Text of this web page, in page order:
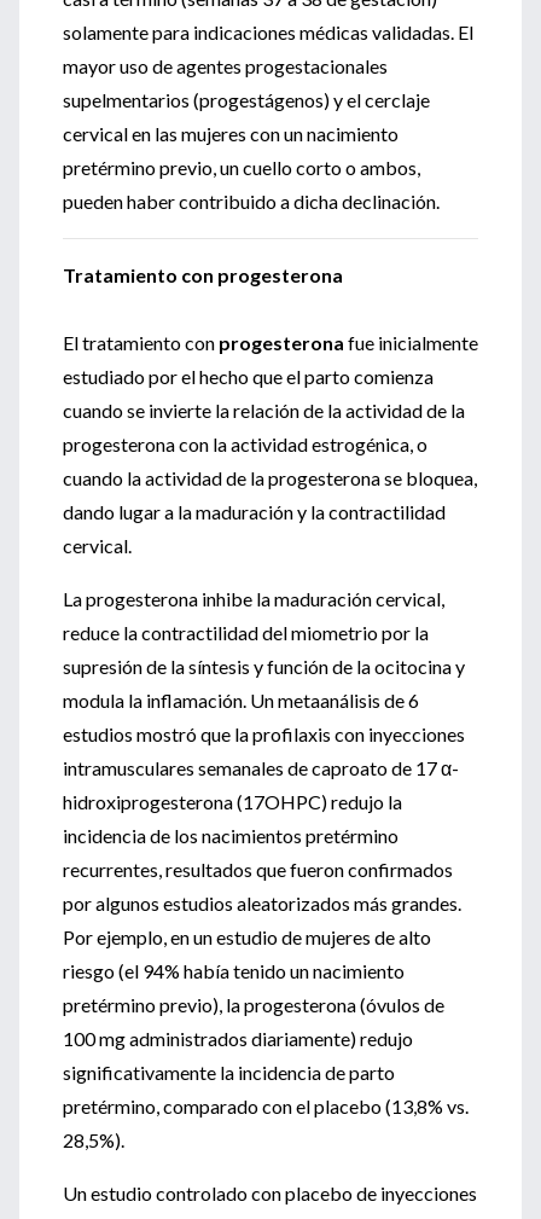
solamente para indicaciones médicas validadas. El
mayor uso de agentes progestacionales
supelmentarios (progestágenos) y el cerclaje
cervical en las mujeres con un nacimiento
pretérmino previo, un cuello corto o ambos,
pueden haber contribuido a dicha declinación.
Tratamiento con progesterona
El tratamiento con progesterona fue inicialmente
estudiado por el hecho que el parto comienza
cuando se invierte la relación de la actividad de la
progesterona con la actividad estrogénica, o
cuando la actividad de la progesterona se bloquea,
dando lugar a la maduración y la contractilidad
cervical.
La progesterona inhibe la maduración cervical,
reduce la contractilidad del miometrio por la
supresión de la síntesis y función de la ocitocina y
modula la inflamación. Un metaanálisis de 6
estudios mostró que la profilaxis con inyecciones
intramusculares semanales de caproato de 17 α-
hidroxiprogesterona (17OHPC) redujo la
incidencia de los nacimientos pretérmino
recurrentes, resultados que fueron confirmados
por algunos estudios aleatorizados más grandes.
Por ejemplo, en un estudio de mujeres de alto
riesgo (el 94% había tenido un nacimiento
pretérmino previo), la progesterona (óvulos de
100 mg administrados diariamente) redujo
significativamente la incidencia de parto
pretérmino, comparado con el placebo (13,8% vs.
28,5%).
Un estudio controlado con placebo de inyecciones